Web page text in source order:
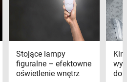
Stojące lampy
figuralne – efektowne
oświetlenie wnętrz